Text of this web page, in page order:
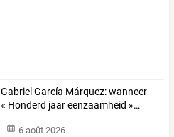
GabrielGarcía Márquez:wanneer
« Honderd jaareenzaamheid »…
6 août 2026